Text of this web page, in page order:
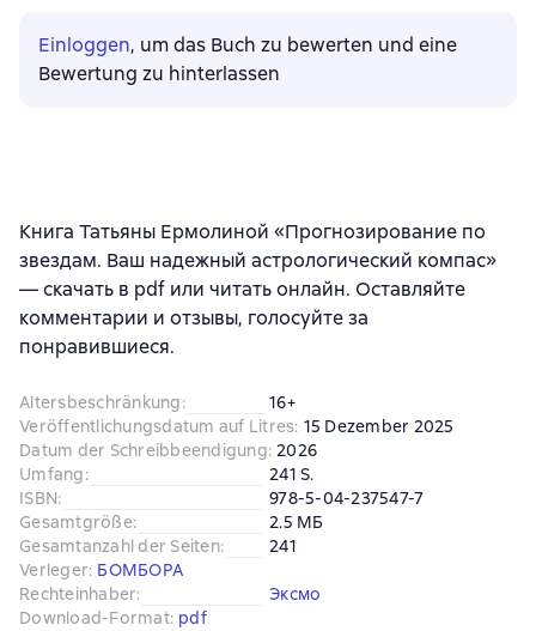
Einloggen, um das Buch zu bewerten und eine
Bewertung zu hinterlassen
Книга Татьяны Ермолиной «Прогнозирование по
звездам. Ваш надежный астрологический компас»
— скачать в pdf или читать онлайн. Оставляйте
комментарии и отзывы, голосуйте за
понравившиеся.
Altersbeschränkung:
16+
Veröffentlichungsdatum auf Litres: 15 Dezember 2025
Datum der Schreibbeendigung: 2026
Umfang:
241 S.
ISBN:
978-5-04-237547-7
Gesamtgröße:
2.5 МБ
Gesamtanzahl der Seiten:
241
Verleger: БОМБОРА
Rechteinhaber:
Эксмо
Download-Format: pdf